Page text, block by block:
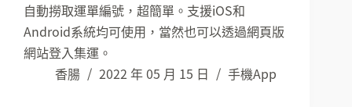
自動撈取運單編號，超簡單。支援iOS和
Android系統均可使用，當然也可以透過網頁版
網站登入集運。
香腸
2022 年 05 月 15 日 手機App